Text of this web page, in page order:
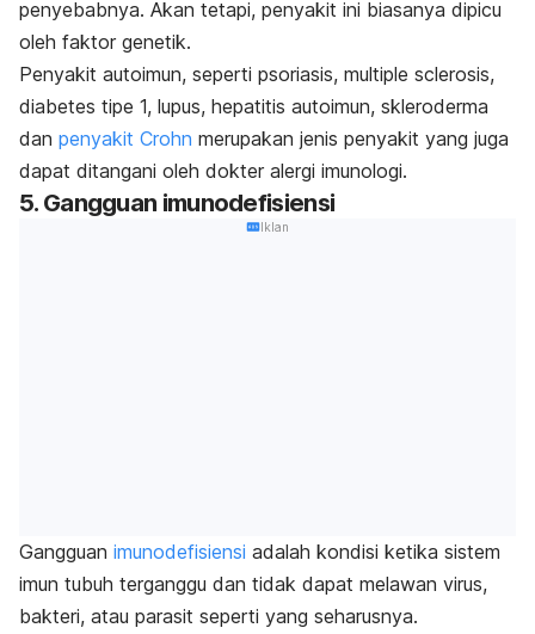
penyebabnya. Akan tetapi, penyakit ini biasanya dipicu
oleh faktor genetik.
Penyakit autoimun, seperti psoriasis, multiple sclerosis,
diabetes tipe 1, lupus, hepatitis autoimun, skleroderma
dan penyakit Crohn merupakan jenis penyakit yang juga
dapat ditangani oleh dokter alergi imunologi.
5. Gangguan imunodefisiensi
Iklan
Gangguan imunodefisiensi adalah kondisi ketika sistem
imun tubuh terganggu dan tidak dapat melawan virus,
bakteri, atau parasit seperti yang seharusnya.